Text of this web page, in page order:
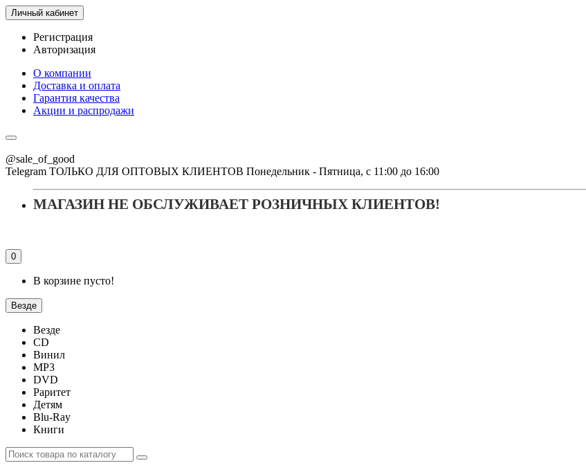
Личный кабинет
Регистрация
Авторизация
О компании
Доставка и оплата
Гарантия качества
Акции и распродажи
@sale_of_good
Telegram ТОЛЬКО ДЛЯ ОПТОВЫХ КЛИЕНТОВ Понедельник - Пятница, с 11:00 до 16:00
МАГАЗИН НЕ ОБСЛУЖИВАЕТ РОЗНИЧНЫХ КЛИЕНТОВ!
0
В корзине пусто!
Везде
Везде
CD
Винил
MP3
DVD
Раритет
Детям
Blu-Ray
Книги